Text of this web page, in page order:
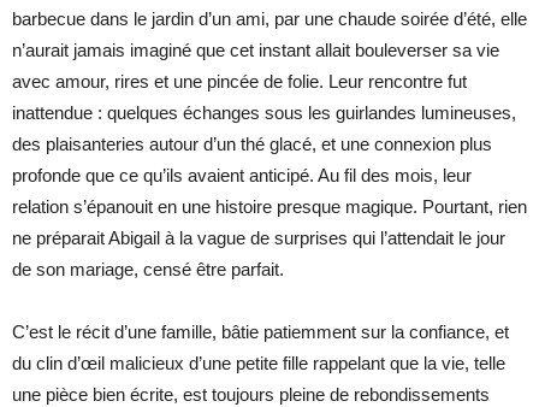
barbecue dans le jardin d’un ami, par une chaude soirée d’été, elle
n’aurait jamais imaginé que cet instant allait bouleverser sa vie
avec amour, rires et une pincée de folie. Leur rencontre fut
inattendue : quelques échanges sous les guirlandes lumineuses,
des plaisanteries autour d’un thé glacé, et une connexion plus
profonde que ce qu’ils avaient anticipé. Au fil des mois, leur
relation s’épanouit en une histoire presque magique. Pourtant, rien
ne préparait Abigail à la vague de surprises qui l’attendait le jour
de son mariage, censé être parfait.
C’est le récit d’une famille, bâtie patiemment sur la confiance, et
du clin d’œil malicieux d’une petite fille rappelant que la vie, telle
une pièce bien écrite, est toujours pleine de rebondissements